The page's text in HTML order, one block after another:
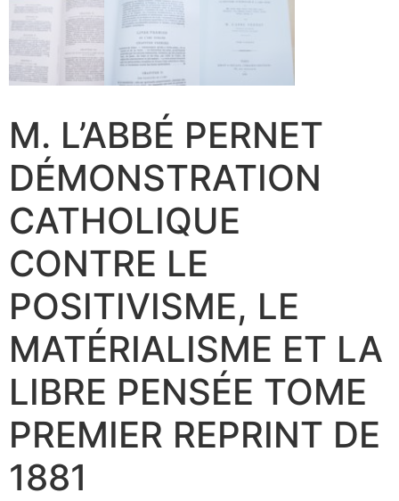
M. L’ABBÉ PERNET
DÉMONSTRATION
CATHOLIQUE
CONTRE LE
POSITIVISME, LE
MATÉRIALISME ET LA
LIBRE PENSÉE TOME
PREMIER REPRINT DE
1881